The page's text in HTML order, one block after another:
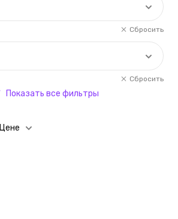
Сбросить
Сбросить
Показать все фильтры
Цене